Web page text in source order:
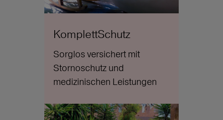
KomplettSchutz
Sorglos versichert mit
Stornoschutz und
medizinischen Leistungen